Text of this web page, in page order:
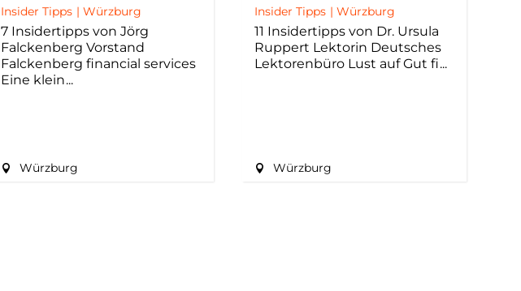
Insider Tipps |Würzburg
7 Insidertipps von Jörg
Falckenberg Vorstand
Falckenberg financial services
Eine klein
Würzburg
Insider Tipps | Würzburg
11 Insidertipps von Dr. Ursula
Ruppert Lektorin Deutsches
Lektorenbüro Lust auf Gut fi
Würzburg